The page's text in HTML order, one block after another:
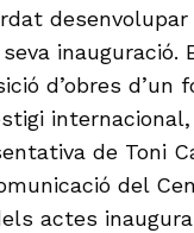
inauguració.
d’obres d’un
de Toni
del
actes